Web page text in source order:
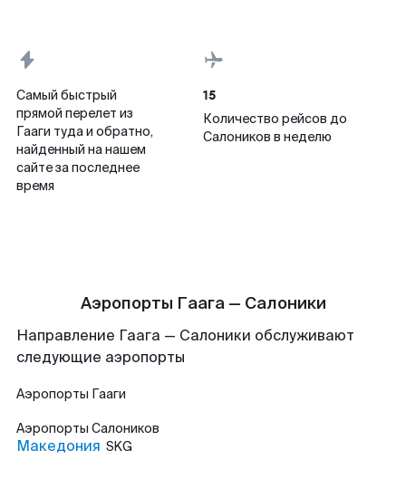
Самый быстрый
прямой перелет из
Гааги туда и обратно,
найденный на нашем
сайте за последнее
время
15
Количество рейсов до
Салоников в неделю
Аэропорты Гаага — Салоники
Направление Гаага — Салоники обслуживают
следующие аэропорты
Аэропорты Гааги
Аэропорты Салоников
Македония SKG